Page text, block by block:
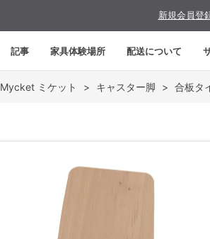
新規会員登
記事 家具体験場所 配送について
Mycket ミケット > キャスター脚 > 合板タ